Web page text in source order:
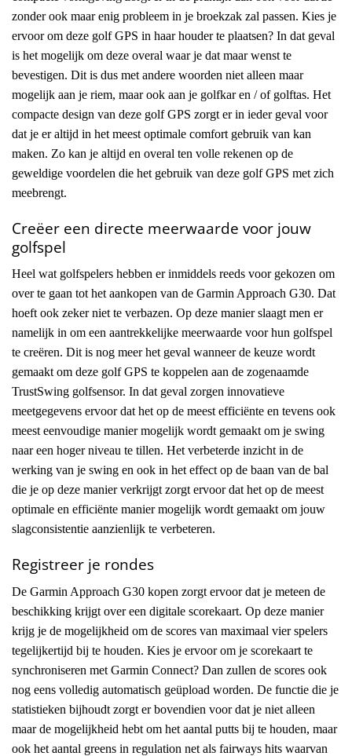
zonder ook maar enig probleem in je broekzak zal passen. Kies je
ervoor om deze golf GPS in haar houder te plaatsen? In dat geval
is het mogelijk om deze overal waar je dat maar wenst te
bevestigen. Dit is dus met andere woorden niet alleen maar
mogelijk aan je riem, maar ook aan je golfkar en / of golftas. Het
compacte design van deze golf GPS zorgt er in ieder geval voor
dat je er altijd in het meest optimale comfort gebruik van kan
maken. Zo kan je altijd en overal ten volle rekenen op de
geweldige voordelen die het gebruik van deze golf GPS met zich
meebrengt.
Creëer een directe meerwaarde voor jouw
golfspel
Heel wat golfspelers hebben er inmiddels reeds voor gekozen om
over te gaan tot het aankopen van de Garmin Approach G30. Dat
hoeft ook zeker niet te verbazen. Op deze manier slaagt men er
namelijk in om een aantrekkelijke meerwaarde voor hun golfspel
te creëren. Dit is nog meer het geval wanneer de keuze wordt
gemaakt om deze golf GPS te koppelen aan de zogenaamde
TrustSwing golfsensor. In dat geval zorgen innovatieve
meetgegevens ervoor dat het op de meest efficiënte en tevens ook
meest eenvoudige manier mogelijk wordt gemaakt om je swing
naar een hoger niveau te tillen. Het verbeterde inzicht in de
werking van je swing en ook in het effect op de baan van de bal
die je op deze manier verkrijgt zorgt ervoor dat het op de meest
optimale en efficiënte manier mogelijk wordt gemaakt om jouw
slagconsistentie aanzienlijk te verbeteren.
Registreer je rondes
De Garmin Approach G30 kopen zorgt ervoor dat je meteen de
beschikking krijgt over een digitale scorekaart. Op deze manier
krijg je de mogelijkheid om de scores van maximaal vier spelers
tegelijkertijd bij te houden. Kies je ervoor om je scorekaart te
synchroniseren met Garmin Connect? Dan zullen de scores ook
nog eens volledig automatisch geüpload worden. De functie die je
statistieken bijhoudt zorgt er bovendien voor dat je niet alleen
maar de mogelijkheid hebt om het aantal putts bij te houden, maar
ook het aantal greens in regulation net als fairways hits waarvan